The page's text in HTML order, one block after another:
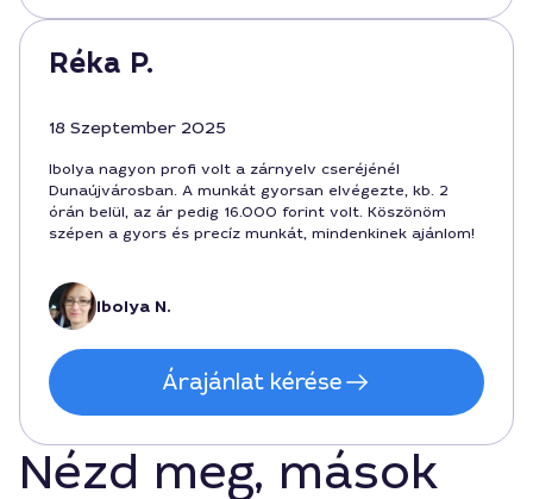
Réka P.
18 Szeptember 2025
Ibolya nagyon profi volt a zárnyelv cseréjénél
Dunaújvárosban. A munkát gyorsan elvégezte, kb. 2
órán belül, az ár pedig 16.000 forint volt. Köszönöm
szépen a gyors és precíz munkát, mindenkinek ajánlom!
Ibolya N.
Árajánlat kérése
Nézd meg, mások